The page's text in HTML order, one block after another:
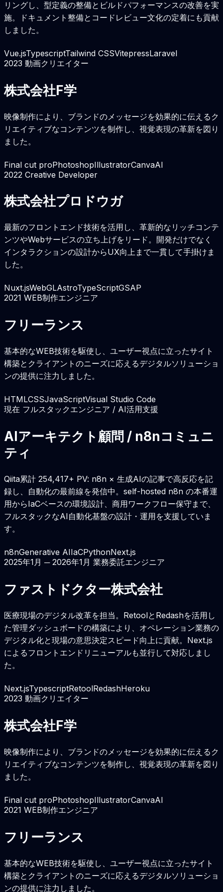
リングし、型定義の整備とビルドパフォーマンスの改善を実
施。ドキュメント整備とコードレビュー文化の定着にも貢献
しました。
Vue.jsTypescriptTailwind CSSVitepressLaravel
2023 動画クリエイター
株式会社F学
映像制作により、ブランドのメッセージを効果的に伝えるク
リエイティブなコンテンツを制作し、視覚表現の革新を図り
ました。
Final cut proPhotoshopIllustratorCanvaAI
2022 Creative Developer
株式会社プロドウガ
最新のフロントエンド技術を活用し、革新的なリッチコンテ
ンツやWebサービスの立ち上げをリード。開発だけでなく
インタラクションの設計からUX向上まで一貫して手掛けま
した。
Nuxt.jsWebGLAstroTypeScriptGSAP
2021 WEB制作エンジニア
フリーランス
基本的なWEB技術を駆使し、ユーザー視点に立ったサイト
構築とクライアントのニーズに応えるデジタルソリューショ
ンの提供に注力しました。
HTMLCSSJavaScriptVisual Studio Code
現在 フルスタックエンジニア / AI活用支援
AIアーキテクト顧問 / n8nコミュニ
ティ
Qiita累計 254,417+ PV: n8n × 生成AIの記事で高反応を記
録し、自動化の最前線を発信中。self-hosted n8n の本番運
用からIaCベースの環境設計、商用ワークフロー保守まで、
フルスタックなAI自動化基盤の設計・運用を支援していま
す。
n8nGenerative AIIaCPythonNext.js
2025年1月 ─ 2026年1月 業務委託エンジニア
ファストドクター株式会社
医療現場のデジタル改革を担当。RetoolとRedashを活用し
た管理ダッシュボードの構築により、オペレーション業務の
デジタル化と現場の意思決定スピード向上に貢献。Next.js
によるフロントエンドリニューアルも並行して対応しまし
た。
Next.jsTypescriptRetoolRedashHeroku
2023 動画クリエイター
株式会社F学
映像制作により、ブランドのメッセージを効果的に伝えるク
リエイティブなコンテンツを制作し、視覚表現の革新を図り
ました。
Final cut proPhotoshopIllustratorCanvaAI
2021 WEB制作エンジニア
フリーランス
基本的なWEB技術を駆使し、ユーザー視点に立ったサイト
構築とクライアントのニーズに応えるデジタルソリューショ
ンの提供に注力しました。